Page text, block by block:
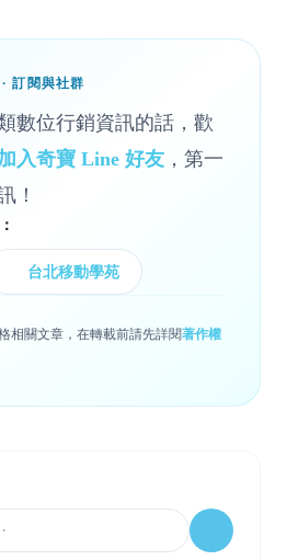
訂閱與社群
數位行銷資訊的話，歡
入奇寶 Line 好友 ，第一
！
台北移動學苑
相關文章，在轉載前請先詳閱著作權